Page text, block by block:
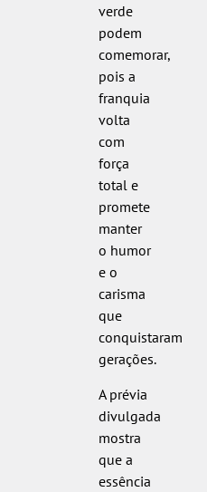
verde
podem
comemorar,
pois a
franquia
volta
com
força
total e
promete
manter
o humor
e o
carisma
que
conquistaram
gerações.
A prévia
divulgada
mostra
que a
essência